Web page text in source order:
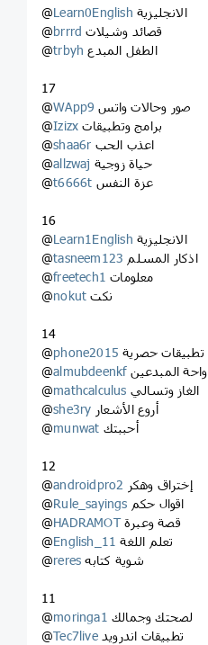
@Learn0English الانجليزية
@brrrd قصائد وشيلات
@trbyh الطفل المبدع
17
@WApp9 صور وحالات واتس
@Izizx برامج وتطبيقات
@shaa6r اعذب الحب
@allzwaj حياة زوجية
@t6666t عزة النفس
16
@Learn1English الانجليزية
@tasneem123 اذكار المسلم
@freetech1 معلومات
@nokut نكت
14
@phone2015 تطبيقات حصرية
@almubdeenkf واحة المبدعين
@mathcalculus الغاز وتسالي
@she3ry أروع الأشعار
@munwat أحببتك
12
@androidpro2 إختراق وهكر
@Rule_sayings اقوال حكم
@HADRAMOT قصة وعبرة
@English_11 تعلم اللغة
@reres شوية كتابه
11
@moringa1 لصحتك وجمالك
@Tec7live تطبيقات اندرويد